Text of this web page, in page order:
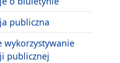
publiczna
wykorzystywanie
publicznej